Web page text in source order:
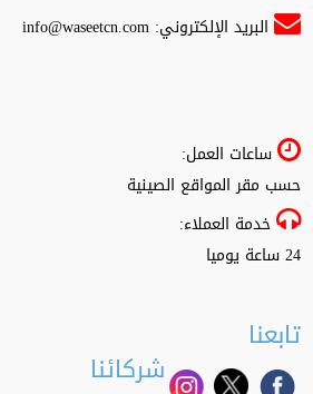
البريد الإلكتروني:info@waseetcn.com
ساعات العمل:
حسب مقر المواقع الصينية
خدمة العملاء:
24 ساعة يوميا
تابعنا
شركائنا